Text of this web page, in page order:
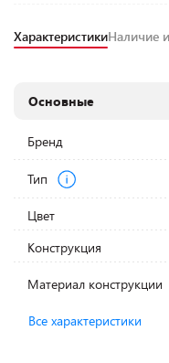
ХарактеристикиНаличие
Основные
Бренд
Тип
Цвет
Конструкция
Материал конструкции
Все характеристики